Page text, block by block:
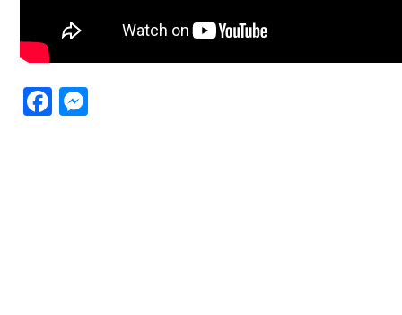
Facebook